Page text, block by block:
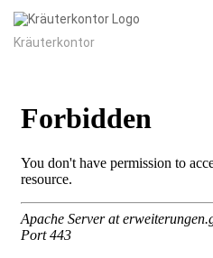
Kräuterkontor